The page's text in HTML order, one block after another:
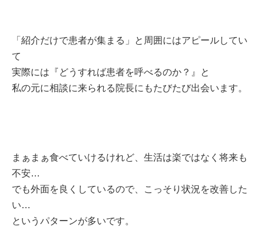
「紹介だけで患者が集まる」と周囲にはアピールしてい
て
実際には 『どうすれば患者を呼べるのか？』と
私の元に相談に来られる院長にもたびたび出会います。
まぁまぁ食べていけるけれど、 生活は楽ではなく将来も
不安…
でも外面を良くしているので、
こっそり状況を改善した
い…
というパターンが多いです。